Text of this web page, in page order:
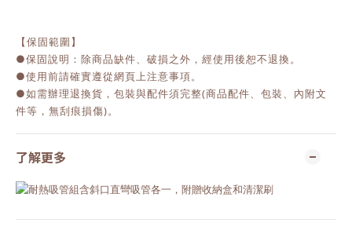
【保固範圍】
●保固說明：除商品缺件、破損之外，經使用後恕不退換。
●使用前請確實遵從網頁上注意事項。
●如需辦理退換貨，包裝與配件須完整(商品配件、包裝、內附文
件等，無刮痕損傷)。
了解更多